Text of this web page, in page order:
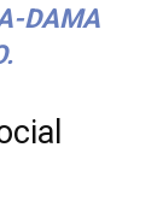
DAMA